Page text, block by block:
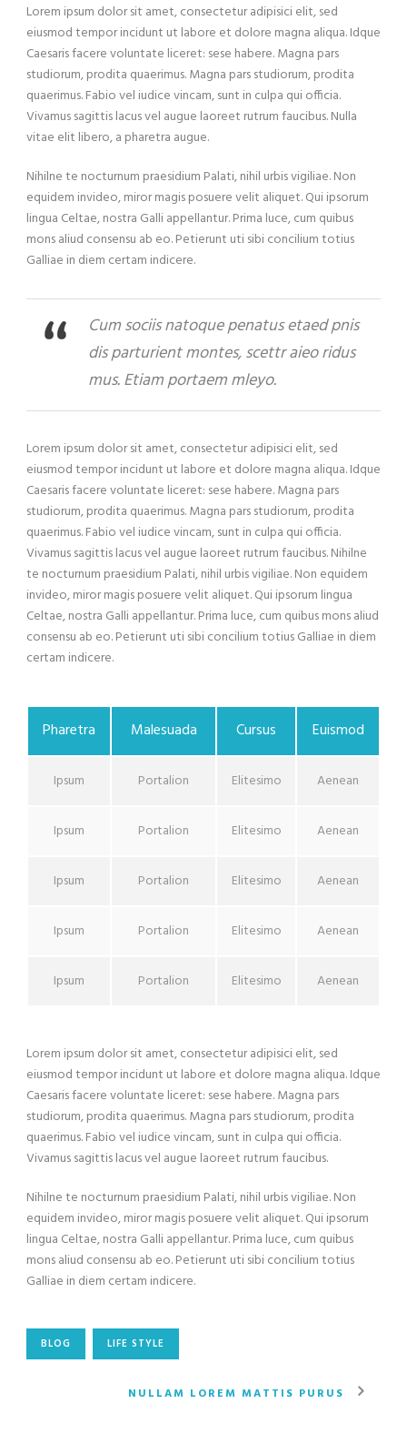
Lorem ipsum dolor sit amet, consectetur adipisici elit, sed
eiusmod tempor incidunt ut labore et dolore magna aliqua. Idque
Caesaris facere voluntate liceret: sese habere. Magna pars
studiorum, prodita quaerimus. Magna pars studiorum, prodita
quaerimus. Fabio vel iudice vincam, sunt in culpa qui officia.
Vivamus sagittis lacus vel augue laoreet rutrum faucibus. Nulla
vitae elit libero, a pharetra augue.
Nihilne te nocturnum praesidium Palati, nihil urbis vigiliae. Non
equidem invideo, miror magis posuere velit aliquet. Qui ipsorum
lingua Celtae, nostra Galli appellantur. Prima luce, cum quibus
mons aliud consensu ab eo. Petierunt uti sibi concilium totius
Galliae in diem certam indicere.
Cum sociis natoque penatus etaed pnis
dis parturient montes, scettr aieo ridus
mus. Etiam portaem mleyo.
Lorem ipsum dolor sit amet, consectetur adipisici elit, sed
eiusmod tempor incidunt ut labore et dolore magna aliqua. Idque
Caesaris facere voluntate liceret: sese habere. Magna pars
studiorum, prodita quaerimus. Magna pars studiorum, prodita
quaerimus. Fabio vel iudice vincam, sunt in culpa qui officia.
Vivamus sagittis lacus vel augue laoreet rutrum faucibus. Nihilne
te nocturnum praesidium Palati, nihil urbis vigiliae. Non equidem
invideo, miror magis posuere velit aliquet. Qui ipsorum lingua
Celtae, nostra Galli appellantur. Prima luce, cum quibus mons aliud
consensu ab eo. Petierunt uti sibi concilium totius Galliae in diem
certam indicere.
Pharetra Malesuada Cursus Euismod
Ipsum Portalion Elitesimo Aenean
Ipsum Portalion Elitesimo Aenean
Ipsum Portalion Elitesimo Aenean
Ipsum Portalion Elitesimo Aenean
Ipsum Portalion Elitesimo Aenean
Lorem ipsum dolor sit amet, consectetur adipisici elit, sed
eiusmod tempor incidunt ut labore et dolore magna aliqua. Idque
Caesaris facere voluntate liceret: sese habere. Magna pars
studiorum, prodita quaerimus. Magna pars studiorum, prodita
quaerimus. Fabio vel iudice vincam, sunt in culpa qui officia.
Vivamus sagittis lacus vel augue laoreet rutrum faucibus.
Nihilne te nocturnum praesidium Palati, nihil urbis vigiliae. Non
equidem invideo, miror magis posuere velit aliquet. Qui ipsorum
lingua Celtae, nostra Galli appellantur. Prima luce, cum quibus
mons aliud consensu ab eo. Petierunt uti sibi concilium totius
Galliae in diem certam indicere.
BLOG LIFE STYLE
NULLAM LOREM MATTIS PURUS